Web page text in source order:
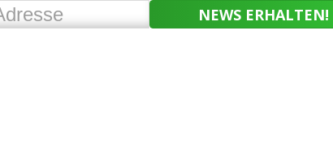
NEWS ERHALTEN!